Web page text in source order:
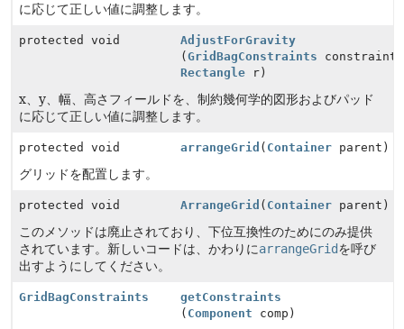
に応じて正しい値に調整します。
protected void
AdjustForGravity
(GridBagConstraints
Rectangle r)
x、y、幅、高さフィールドを、制約幾何学的図形およびパッド
に応じて正しい値に調整します。
protected void arrangeGrid ( Container parent)
グリッドを配置します。
protected void ArrangeGrid ( Container parent)
このメソッドは廃止されており、下位互換性のためにのみ提供
されています。新しいコードは、かわりにarrangeGridを呼び
出すようにしてください。
GridBagConstraints
getConstraints
( Component comp)